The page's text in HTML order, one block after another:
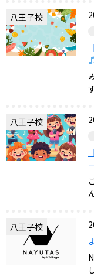
八王子校
八王子校
八王子校